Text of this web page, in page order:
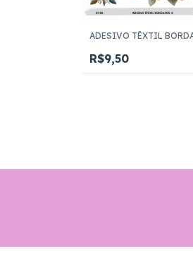
ADESIVO TÊXTIL
R$9,50